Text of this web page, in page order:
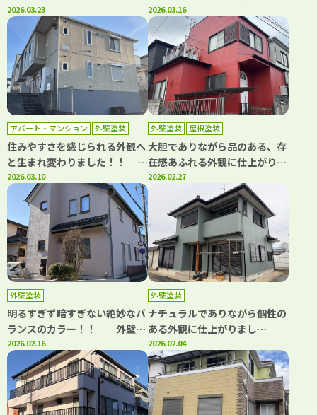
た！！ アパート 外壁塗装・屋
根塗装工事 川口市南鳩ヶ谷
N様 ｜埼玉県川口市、蕨市の
外壁塗装・屋根塗装専門店カワ
グチペイント 口コミ評判
No,1！
2026.03.23
す！ 鳥居塗装 川口市江
戸 Y様 ｜埼玉県川口市、蕨
市の外壁塗装・屋根塗装専門店
カワグチペイント 口コミ評判
No,1！
2026.03.16
アパート・マンション
外壁塗装
屋根塗装
住みやすさを感じられる外観へ
と生まれ変わりました！！
外壁塗装・屋根塗装工事 さい
たま市見沼区 Y様 ｜埼玉県
川口市、蕨市の外壁塗装・屋根
塗装専門店カワグチペイント
口コミ評判No,1！
2026.03.10
外壁塗装 屋根塗装
大胆でありながら品のある、存
在感あふれる外観に仕上がりま
した！！ 外壁塗装・屋根塗
装工事 川口市鳩ヶ谷本町 T
様邸 ｜埼玉県川口市、蕨市の
外壁塗装・屋根塗装専門店カワ
グチペイント 口コミ評判
No,1！
2026.02.27
外壁塗装
明るすぎず暗すぎない絶妙なバ
ランスのカラー！！ 外壁塗
装工事 埼玉県川口市 T様
邸 ｜埼玉県川口市、蕨市の外
壁塗装・屋根塗装専門店カワグ
チペイント 口コミ評判
No,1！
2026.02.16
外壁塗装
ナチュラルでありながら個性の
ある外観に仕上がりまし
た！！ 外壁塗装工事 茨
城県石岡市 K様邸 ｜埼玉県
川口市、蕨市の外壁塗装・屋根
塗装専門店カワグチペイント
口コミ評判No,1！
2026.02.04